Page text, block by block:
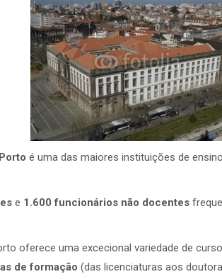
é uma das maiores instituições de
e 1.600 funcionários não docentes
oferece uma excecional variedade de
de formação (das licenciaturas aos